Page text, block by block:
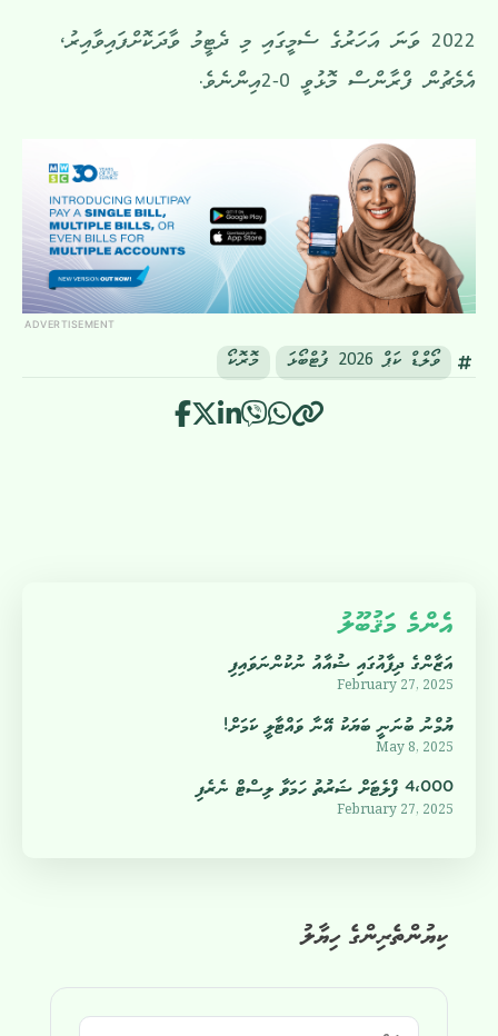
2022 ވަނަ އަހަރުގެ ސެމީގައި މި ދެޓީމު ވާދަކޮށްފައިވާއިރު،
އެމެޗުން ފްރާންސް މޮޅުވީ 0-2އިންނެވެ.
ADVERTISEMENT
ވޯލްޑް ކަޕް 2026 ފުޓްބޯޅަ މޮރޮކޯ
ކިޔުންތެރިންގެ ހިޔާލު
އެންމެ މަޤުބޫލު
އަޒާންގެ ދިފާއުގައި ޝުއާއު ނުކުންނަވައިފި
February 27, 2025
ޔުމްނު ބުނަނީ ބަޔަކު އޭނާ ވައްޓާލީ ކަމަށް!
May 8, 2025
4،000 ފްލެޓަށް ޝަރުތު ހަމަވާ ލިސްޓް ނެރެފި
February 27, 2025